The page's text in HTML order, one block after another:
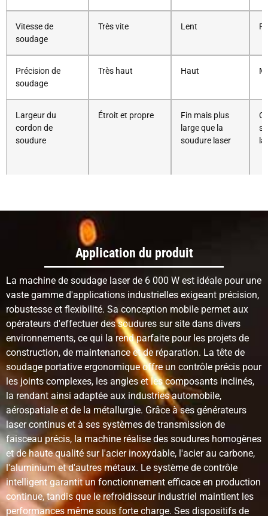
Vitesse de
soudage
Très vite Lent
Précision de
soudage
Très haut Haut
Largeur du
cordon de
soudure
Étroit et propre
Fin mais plus
large que la
soudure laser
Zone affectée
Petit
Plus grand que
Distorsion du
matériau
Faible Moyen
Force de
soudage
Haut avec les
paramètres
corrects
Haut
Soudage des
métaux minces
Idéal pour les
tôles fines et les
pièces de
précision
Bien, mais
nécessite une
maîtrise experte
Soudage de
métaux épais
Adapté aux
systèmes haute
puissance et à
une conception
de joint
Convient, mais
plus lent
Application du produit
La machine de soudage laser de 6 000 W est idéale pour une
vaste gamme d'applications industrielles exigeant précision,
robustesse et flexibilité. Sa conception mobile permet aux
opérateurs d'effectuer des soudures sur site dans divers
environnements, ce qui la rend parfaite pour les projets de
construction, de maintenance et de réparation. La tête de
soudage portative ergonomique offre un contrôle précis pour
les joints complexes, les angles et les composants inclinés,
la rendant ainsi adaptée aux industries automobile,
aérospatiale et de la métallurgie. Grâce à ses générateurs
laser continus et à ses systèmes de transmission de
faisceau précis, la machine réalise des soudures homogènes
et de haute qualité sur l'acier inoxydable, l'acier au carbone,
l'aluminium et d'autres métaux. Le système de contrôle
intelligent garantit un fonctionnement efficace en production
continue, tandis que le refroidisseur industriel maintient les
performances même sous forte charge. Ses dispositifs de